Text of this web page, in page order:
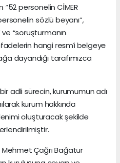
personelin CİMER
sözlü beyanı”,
“soruşturmanın
hangi resmî belgeye
dayandığı tarafımızca
adli sürecin, kurumumun adı
kurum hakkında
oluşturacak şekilde
Mehmet Çağrı Bağatur